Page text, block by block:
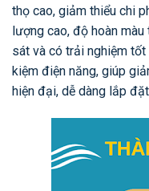
thọ cao, giảm thiểu chi
lượng cao, độ hoàn
sát và có trải nghiệm
kiệm điện năng, giúp
hiện đại, dễ dàng lắp